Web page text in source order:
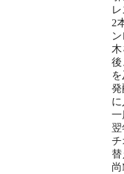
2
後
一
チ